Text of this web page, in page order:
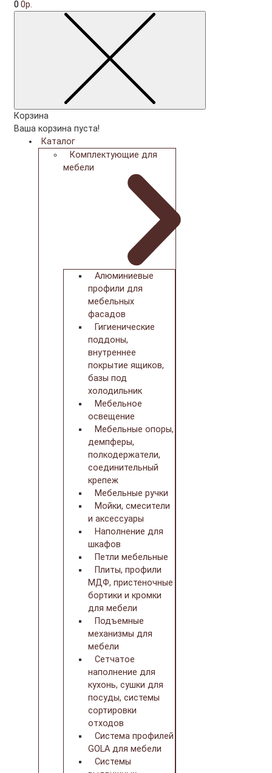
0 0р.
Корзина
Ваша корзина пуста!
Каталог
Комплектующие для
мебели
Алюминиевые
профили для
мебельных
фасадов
Гигиенические
поддоны,
внутреннее
покрытие ящиков,
базы под
холодильник
Мебельное
освещение
Мебельные опоры,
демпферы,
полкодержатели,
соединительный
крепеж
Мебельные ручки
Мойки, смесители
и аксессуары
Наполнение для
шкафов
Петли мебельные
Плиты, профили
МДФ, пристеночные
бортики и кромки
для мебели
Подъемные
механизмы для
мебели
Сетчатое
наполнение для
кухонь, сушки для
посуды, системы
сортировки
отходов
Система профилей
GOLA для мебели
Системы